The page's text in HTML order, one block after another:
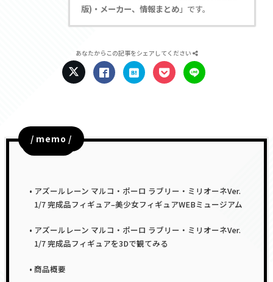
版)・メーカー、情報まとめ」です。
あなたからこの記事をシェアしてください
目次
アズールレーン マルコ・ポーロ ラブリー・ミリオーネVer.
1/7 完成品フィギュア–美少女フィギュアWEBミュージアム
アズールレーン マルコ・ポーロ ラブリー・ミリオーネVer.
1/7 完成品フィギュアを3Dで観てみる
商品概要
/ memo /